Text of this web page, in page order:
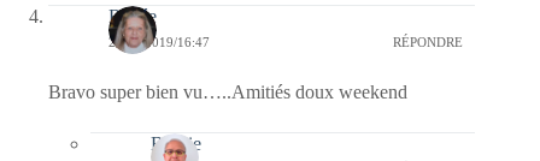
Renée
23/02/2019/16:47 RÉPONDRE
Bravo super bien vu…..Amitiés doux weekend
Bernie